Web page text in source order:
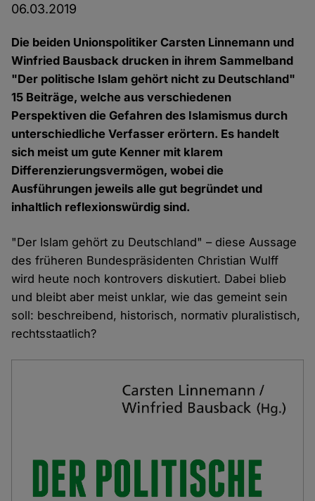
06.03.2019
Die beiden Unionspolitiker Carsten Linnemann und
Winfried Bausback drucken in ihrem Sammelband
"Der politische Islam gehört nicht zu Deutschland"
15 Beiträge, welche aus verschiedenen
Perspektiven die Gefahren des Islamismus durch
unterschiedliche Verfasser erörtern. Es handelt
sich meist um gute Kenner mit klarem
Differenzierungsvermögen, wobei die
Ausführungen jeweils alle gut begründet und
inhaltlich reflexionswürdig sind.
"Der Islam gehört zu Deutschland" – diese Aussage
des früheren Bundespräsidenten Christian Wulff
wird heute noch kontrovers diskutiert. Dabei blieb
und bleibt aber meist unklar, wie das gemeint sein
soll: beschreibend, historisch, normativ pluralistisch,
rechtsstaatlich?